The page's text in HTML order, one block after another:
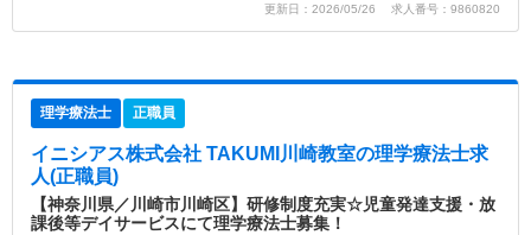
更新日：2026/05/26 求人番号：9860820
理学療法士 正職員
イニシアス株式会社 TAKUMI川崎教室の理学療法士求
人(正職員)
【神奈川県／川崎市川崎区】研修制度充実☆児童発達支援・放
課後等デイサービスにて理学療法士募集！